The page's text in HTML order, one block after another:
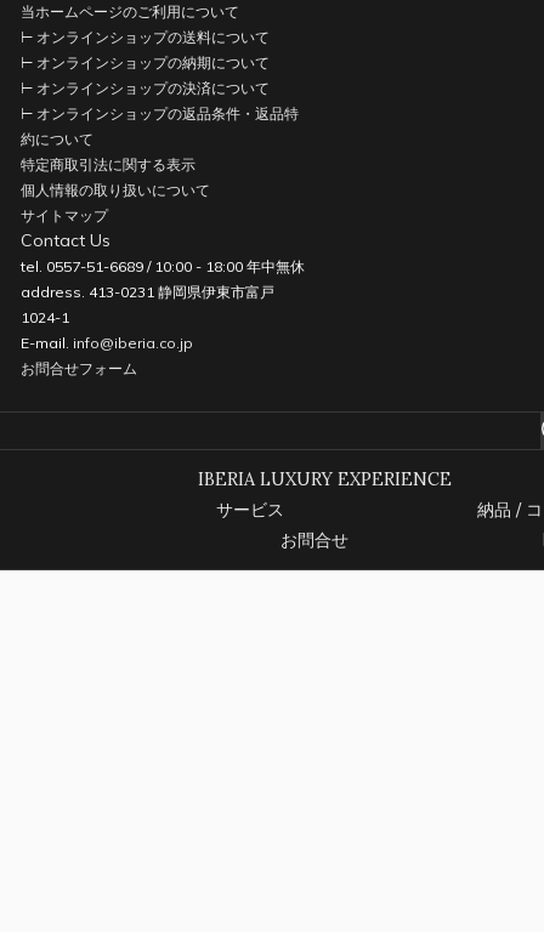
当ホームページのご利用について
⊢ オンラインショップの送料について
⊢ オンラインショップの納期について
⊢ オンラインショップの決済について
⊢ オンラインショップの返品条件・返品特
約について
特定商取引法に関する表示
個人情報の取り扱いについて
サイトマップ
Contact Us
tel. 0557-51-6689 / 10:00 - 18:00 年中無休
address. 413-0231 静岡県伊東市富戸
1024-1
E-mail. info@iberia.co.jp
お問合せフォーム
IBERIA LUXURY EXPERIENCE
サービス
納品 /
お問合せ